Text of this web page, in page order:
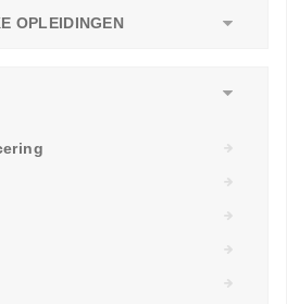
OPLEIDINGEN